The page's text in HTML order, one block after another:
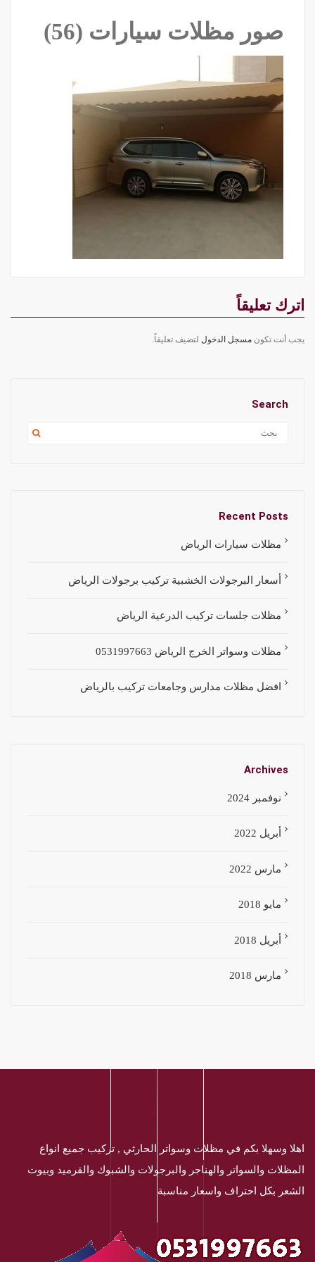
صور مظلات سيارات (56)
اترك تعليقاً
يجب أنت تكون مسجل الدخول لتضيف تعليقاً.
Search
Recent Posts
مظلات سيارات الرياض
أسعار البرجولات الخشبية تركيب برجولات الرياض
مظلات جلسات تركيب الدرعية الرياض
مظلات وسواتر الخرج الرياض 0531997663
افضل مظلات مدارس وجامعات تركيب بالرياض
Archives
نوفمبر 2024
أبريل 2022
مارس 2022
مايو 2018
أبريل 2018
مارس 2018
اهلا وسهلا بكم في مظلات وسواتر الحارثي , تركيب جميع انواع
المظلات والسواتر والهناجر والبرجولات والشبوك والقرميد وبيوت
الشعر بكل احتراف واسعار مناسبة